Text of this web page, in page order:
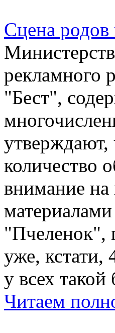
Сцена родов
рекламного
"Бест",
утверждают,
количество
внимание на
"Пчеленок",
уже, кстати,
у всех такой
Читаем